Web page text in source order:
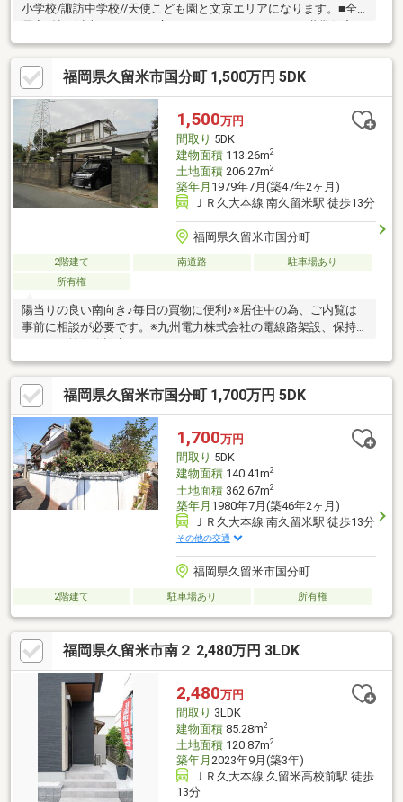
小学校/諏訪中学校//天使こども園と文京エリアになります。■全
してもご利用可能です。■大家族・お荷物の多いファミリー様に
お勧めです。■全室収納完備で納戸もついた収納自慢の家です。■
大家族・お荷物の多いファミリー様にお勧めです。
福岡県久留米市国分町 1,500万円 5DK
1,500万円
間取り 5DK
建物面積113.26m2
土地面積206.27m2
築年月 1979年7月(築47年2ヶ月)
ＪＲ久大本線 南久留米駅 徒歩13分
福岡県久留米市国分町
2階建て 南道路
駐車場あり
所有権
陽当りの良い南向き♪毎日の買物に便利♪※居住中の為、ご内覧は
事前に相談が必要です。※九州電力株式会社の電線路架設、保持
福岡県久留米市国分町 1,700万円 5DK
1,700万円
間取り 5DK
建物面積140.41m2
土地面積362.67m2
築年月 1980年7月(築46年2ヶ月)
ＪＲ久大本線 南久留米駅 徒歩13分
その他の交通
福岡県久留米市国分町
2階建て 駐車場あり 所有権
福岡県久留米市南２ 2,480万円 3LDK
2,480万円
間取り 3LDK
建物面積85.28m2
土地面積120.87m2
築年月 2023年9月(築3年)
ＪＲ久大本線 久留米高校前駅 徒歩
13分